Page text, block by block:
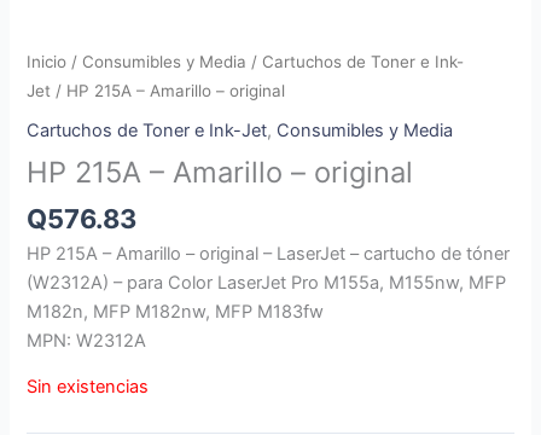
Inicio / Consumibles y Media / Cartuchos de Toner e Ink-
Jet / HP 215A – Amarillo – original
Cartuchos de Toner e Ink-Jet, Consumibles y Media
HP 215A – Amarillo – original
Q576.83
HP 215A – Amarillo – original – LaserJet – cartucho de tóner
(W2312A) – para Color LaserJet Pro M155a, M155nw, MFP
M182n, MFP M182nw, MFP M183fw
MPN: W2312A
Sin existencias